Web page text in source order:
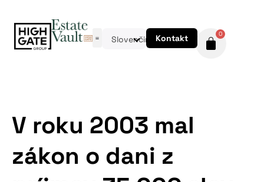
Slovenčina Kontakt 0
V roku 2003 mal
zákon o dani z